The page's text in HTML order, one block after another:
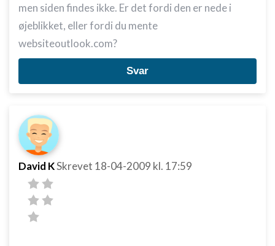
men siden findes ikke. Er det fordi den er nede i
øjeblikket, eller fordi du mente
websiteoutlook.com?
Svar
David KSkrevet 18-04-2009 kl. 17:59